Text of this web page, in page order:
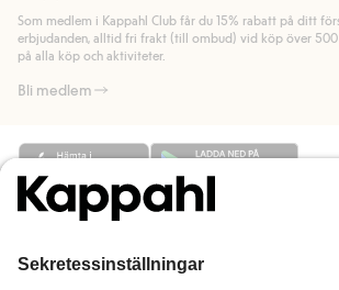
Läs mer
Läs mer
Som medlem i Kappahl Club får du 15% rabatt på ditt
erbjudanden, alltid fri frakt (till ombud) vid köp över 500
på alla köp och aktiviteter.
Bli medlem